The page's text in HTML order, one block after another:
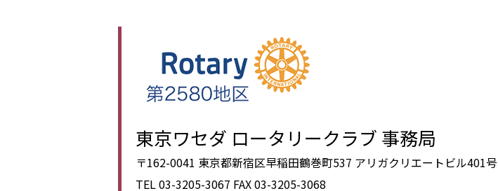
東京ワセダ ロータリークラブ 事務局
〒162-0041 東京都新宿区早稲田鶴巻町537 アリガクリエートビル401号
TEL 03-3205-3067 FAX 03-3205-3068